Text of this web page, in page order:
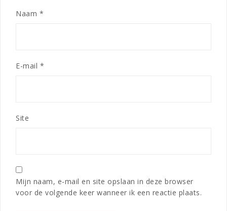
Naam *
E-mail *
Site
Mijn naam, e-mail en site opslaan in deze browser
voor de volgende keer wanneer ik een reactie plaats.